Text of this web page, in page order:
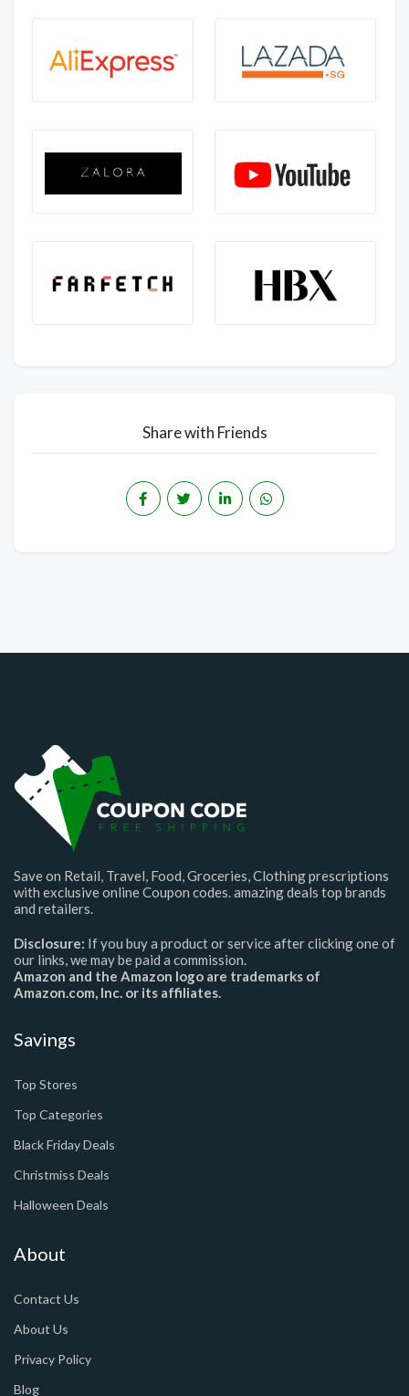
Share with Friends
Save on Retail, Travel, Food, Groceries, Clothing prescriptions
with exclusive online Coupon codes. amazing deals top brands
and retailers.
Disclosure: If you buy a product or service after clicking one of
our links, we may be paid a commission.
Amazon and the Amazon logo are trademarks of
Amazon.com, Inc. or its affiliates.
Savings
Top Stores
Top Categories
Black Friday Deals
Christmiss Deals
Halloween Deals
About
Contact Us
About Us
Privacy Policy
Blog